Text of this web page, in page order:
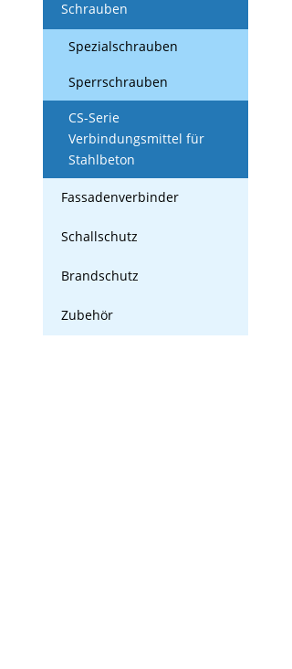
Schrauben
Spezialschrauben
Sperrschrauben
CS-Serie
Verbindungsmittel für
Stahlbeton
Fassadenverbinder
Schallschutz
Brandschutz
Zubehör